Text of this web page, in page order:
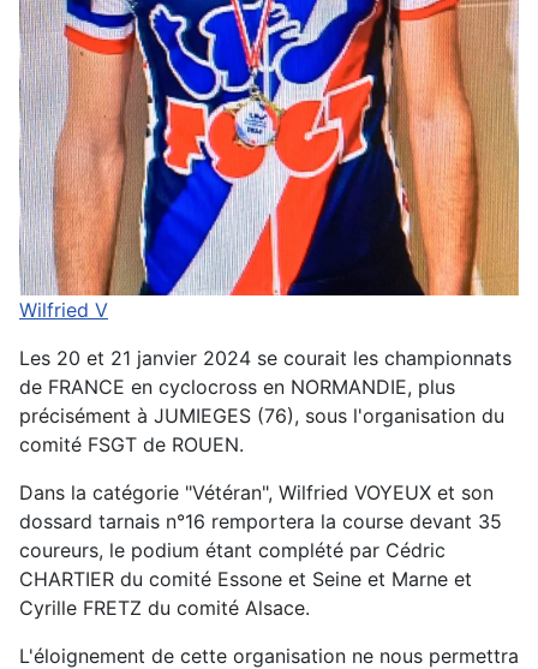
Wilfried V
Les 20 et 21 janvier 2024 se courait les championnats
de FRANCE en cyclocross en NORMANDIE, plus
précisément à JUMIEGES (76), sous l'organisation du
comité FSGT de ROUEN.
Dans la catégorie "Vétéran", Wilfried VOYEUX et son
dossard tarnais n°16 remportera la course devant 35
coureurs, le podium étant complété par Cédric
CHARTIER du comité Essone et Seine et Marne et
Cyrille FRETZ du comité Alsace.
L'éloignement de cette organisation ne nous permettra